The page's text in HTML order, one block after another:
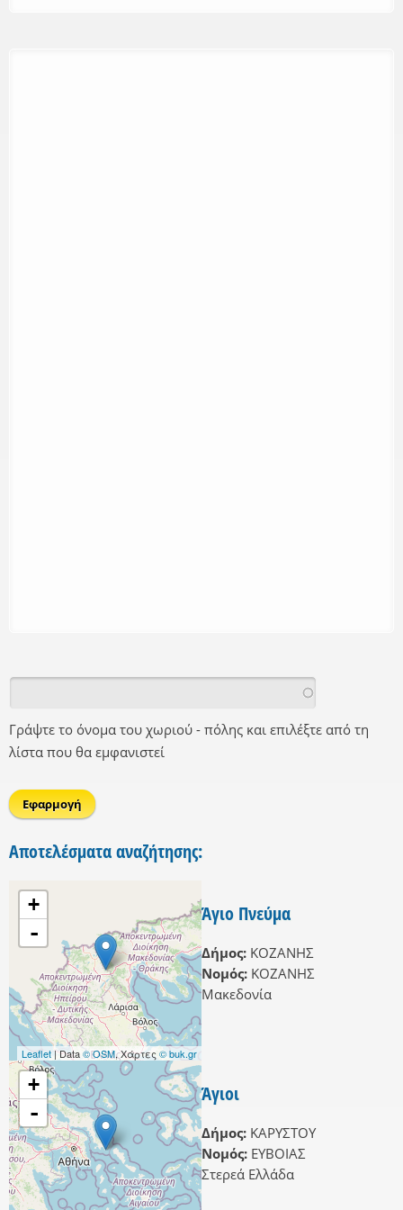
Γράψτε το όνομα του χωριού - πόλης και επιλέξτε από τη
λίστα που θα εμφανιστεί
Αποτελέσματα αναζήτησης:
+
-
Leaflet | Data© OSM, Χάρτες© buk.gr
Άγιο Πνεύμα
Δήμος: ΚΟΖΑΝΗΣ
Νομός: ΚΟΖΑΝΗΣ
Μακεδονία
+
-
Άγιοι
Δήμος: ΚΑΡΥΣΤΟΥ
Νομός: ΕΥΒΟΙΑΣ
Στερεά Ελλάδα